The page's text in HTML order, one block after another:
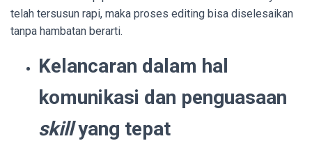
telah tersusun rapi, maka proses editing bisa diselesaikan
tanpa hambatan berarti.
Kelancaran dalam hal
komunikasi dan penguasaan
skillyang tepat